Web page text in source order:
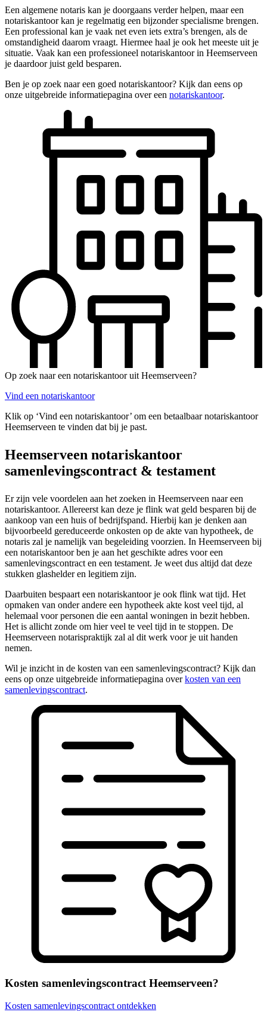
Een algemene notaris kan je doorgaans verder helpen, maar een
notariskantoor kan je regelmatig een bijzonder specialisme brengen.
Een professional kan je vaak net even iets extra’s brengen, als de
omstandigheid daarom vraagt. Hiermee haal je ook het meeste uit je
situatie. Vaak kan een professioneel notariskantoor in Heemserveen
je daardoor juist geld besparen.
Ben je op zoek naar een goed notariskantoor? Kijk dan eens op
onze uitgebreide informatiepagina over een notariskantoor.
Op zoek naar een notariskantoor uit Heemserveen?
Vind een notariskantoor
Klik op ‘Vind een notariskantoor’ om een betaalbaar notariskantoor
Heemserveen te vinden dat bij je past.
Heemserveen notariskantoor
samenlevingscontract & testament
Er zijn vele voordelen aan het zoeken in Heemserveen naar een
notariskantoor. Allereerst kan deze je flink wat geld besparen bij de
aankoop van een huis of bedrijfspand. Hierbij kan je denken aan
bijvoorbeeld gereduceerde onkosten op de akte van hypotheek, de
notaris zal je namelijk van begeleiding voorzien. In Heemserveen bij
een notariskantoor ben je aan het geschikte adres voor een
samenlevingscontract en een testament. Je weet dus altijd dat deze
stukken glashelder en legitiem zijn.
Daarbuiten bespaart een notariskantoor je ook flink wat tijd. Het
opmaken van onder andere een hypotheek akte kost veel tijd, al
helemaal voor personen die een aantal woningen in bezit hebben.
Het is allicht zonde om hier veel te veel tijd in te stoppen. De
Heemserveen notarispraktijk zal al dit werk voor je uit handen
nemen.
Wil je inzicht in de kosten van een samenlevingscontract? Kijk dan
eens op onze uitgebreide informatiepagina overkosten van een
samenlevingscontract.
Kosten samenlevingscontract Heemserveen?
Kosten samenlevingscontract ontdekken